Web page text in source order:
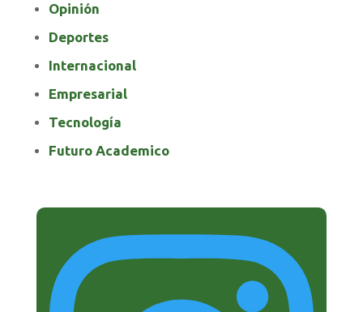
Opinión
Deportes
Internacional
Empresarial
Tecnología
Futuro Academico